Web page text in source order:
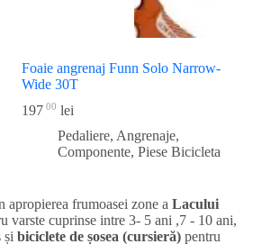
Foaie angrenaj Funn Solo Narrow-
Wide 30T
19700 lei
Pedaliere, Angrenaje,
Componente, Piese Bicicleta
apropierea frumoasei zone a Lacului
varste cuprinse intre 3- 5 ani ,7 - 10 ani,
și biciclete de șosea (cursieră) pentru